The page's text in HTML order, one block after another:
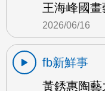
王海峰國
2026/06/16
fb新鮮事
黃銹惠陶藝